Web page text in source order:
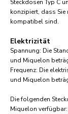
Steckdosen Typ C
konzipiert, dass Sie
kompatibel sind.
Elektrizität
Spannung: Die
und Miquelon
Frequenz: Die
und Miquelon
Die folgenden
Miquelon verfügbar:​